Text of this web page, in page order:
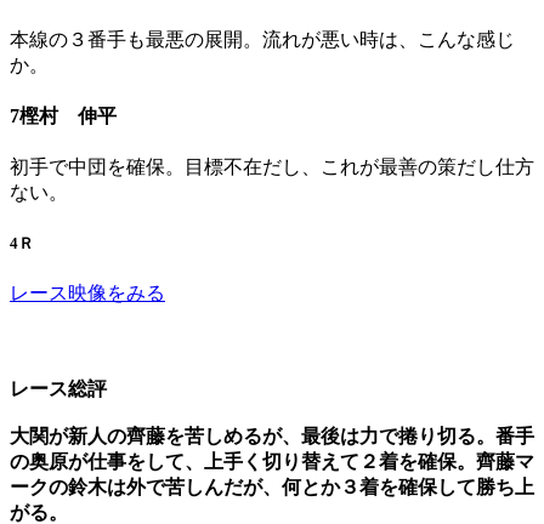
本線の３番手も最悪の展開。流れが悪い時は、こんな感じ
か。
7樫村 伸平
初手で中団を確保。目標不在だし、これが最善の策だし仕方
ない。
4Ｒ
レース映像をみる
レース総評
大関が新人の齊藤を苦しめるが、最後は力で捲り切る。番手
の奥原が仕事をして、上手く切り替えて２着を確保。齊藤マ
ークの鈴木は外で苦しんだが、何とか３着を確保して勝ち上
がる。